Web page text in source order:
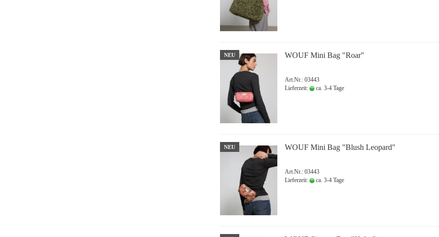
NEU WOUF Mini Bag "Roar"
Art.Nr.: 03443
Lieferzeit:
ca. 3-4 Tage
NEU WOUF Mini Bag "Blush Leopard"
Art.Nr.: 03443
Lieferzeit:
ca. 3-4 Tage